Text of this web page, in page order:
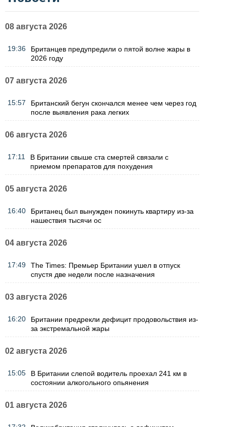
08 августа 2026
19:36
Британцев предупредили о пятой волне жары в
2026 году
07 августа 2026
15:57
Британский бегун скончался менее чем через год
после выявления рака легких
06 августа 2026
17:11
В Британии свыше ста смертей связали с
приемом препаратов для похудения
05 августа 2026
16:40
Британец был вынужден покинуть квартиру из-за
нашествия тысячи ос
04 августа 2026
17:49
The Times: Премьер Британии ушел в отпуск
спустя две недели после назначения
03 августа 2026
16:20
Британии предрекли дефицит продовольствия из-
за экстремальной жары
02 августа 2026
15:05
В Британии слепой водитель проехал 241 км в
состоянии алкогольного опьянения
01 августа 2026